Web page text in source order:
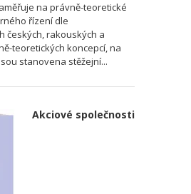
na právně-teoretické
řízení dle
českých, rakouských a
teoretických koncepcí, na
stanovena stěžejní...
Akciové společnosti